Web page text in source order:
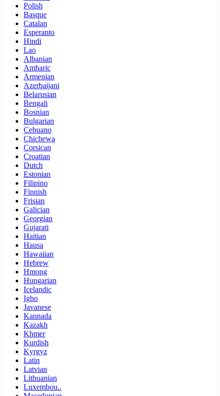
Polish
Basque
Catalan
Esperanto
Hindi
Lao
Albanian
Amharic
Armenian
Azerbaijani
Belarusian
Bengali
Bosnian
Bulgarian
Cebuano
Chichewa
Corsican
Croatian
Dutch
Estonian
Filipino
Finnish
Frisian
Galician
Georgian
Gujarati
Haitian
Hausa
Hawaiian
Hebrew
Hmong
Hungarian
Icelandic
Igbo
Javanese
Kannada
Kazakh
Khmer
Kurdish
Kyrgyz
Latin
Latvian
Lithuanian
Luxembou..